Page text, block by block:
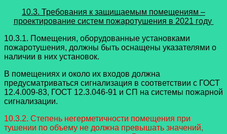
10.3. Требования к защищаемым помещениям –
проектирование систем пожаротушения в 2021 году
10.3.1. Помещения, оборудованные установками
пожаротушения, должны быть оснащены указателями о
наличии в них установок.
В помещениях и около их входов должна
предусматриваться сигнализация в соответствии с ГОСТ
12.4.009-83, ГОСТ 12.3.046-91 и СП на системы пожарной
сигнализации.
10.3.2. Степень негерметичности помещения при
тушении по объему не должна превышать значений,